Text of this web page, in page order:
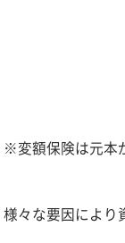
※変額保険は元本
様々な要因により